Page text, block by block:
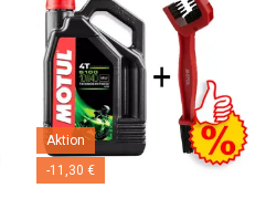
Aktion
-11,30 €